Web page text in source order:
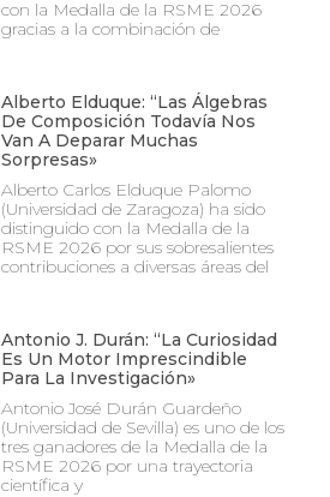
con la Medalla de la RSME 2026
gracias a la combinación de
Alberto Elduque: “Las Álgebras
De Composición Todavía Nos
Van A Deparar Muchas
Sorpresas»
Alberto Carlos Elduque Palomo
(Universidad de Zaragoza) ha sido
distinguido con la Medalla de la
RSME 2026 por sus sobresalientes
contribuciones a diversas áreas del
Antonio J. Durán: “La Curiosidad
Es Un Motor Imprescindible
Para La Investigación»
Antonio José Durán Guardeño
(Universidad de Sevilla) es uno de los
tres ganadores de la Medalla de la
RSME 2026 por una trayectoria
científica y